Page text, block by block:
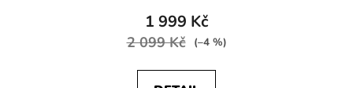
1 999 Kč
2 099 Kč (–4 %)